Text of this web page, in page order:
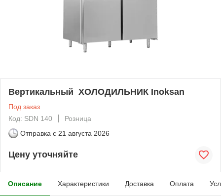
Вертикальный ХОЛОДИЛЬНИК Inoksan
Под заказ
Код: SDN 140
Розница
Отправка с 21 августа 2026
Цену уточняйте
Описание Характеристики Доставка Оплата